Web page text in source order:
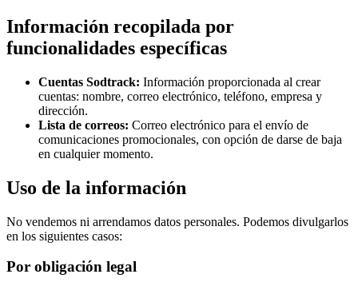
Información recopilada por
funcionalidades específicas
Cuentas Sodtrack: Información proporcionada al crear
cuentas: nombre, correo electrónico, teléfono, empresa y
dirección.
Lista de correos: Correo electrónico para el envío de
comunicaciones promocionales, con opción de darse de baja
en cualquier momento.
Uso de la información
No vendemos ni arrendamos datos personales. Podemos divulgarlos
en los siguientes casos:
Por obligación legal